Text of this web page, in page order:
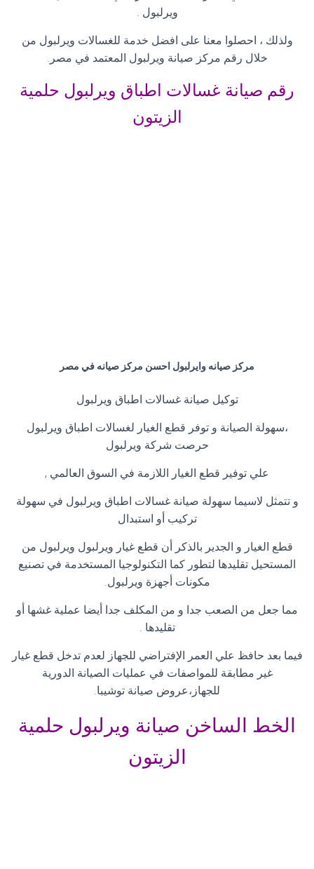
ويرلبول .
ولذلك ، احصلوا معنا على افضل خدمة للغسالات ويرلبول من
خلال رقم مركز صيانة ويرلبول المعتمد في مصر .
رقم صيانة غسالات اطباق ويرلبول حلمية
الزيتون
مركز صيانه وايرلبول احسن مركز صيانه في مصر
توكيل صيانة غسالات اطباق ويرلبول
،سهولة الصيانة و توفر قطع الغيار لغسالات اطباق ويرلبول
حرصت شركة ويرلبول
علي توفير قطع الغيار اللازمة في السوق العالمي ,
و تتمثل لاسيما سهولة صيانة غسالات اطباق ويرلبول في سهولة
تركيب أو استبدال
قطع الغيار و الجدير بالذكر أن قطع غيار ويرلبول ويرلبول من
المستحيل تقليدها لتطور كما التكنولوجيا المستخدمة في تصنيع
مكونات أجهزة ويرلبول.
مما جعل من الصعب جدا و من المكلف جدا أيضا عملية غشها أو
تقليدها .
فيما بعد حافظ علي العمر الإفتراضي للجهاز لعدم تدخل قطع غيار
غير مطابقة للمواصفات في عمليات الصيانة الدورية
للجهاز،عروض صيانة توشيبا.
الخط الساخن صيانة ويرلبول حلمية
الزيتون